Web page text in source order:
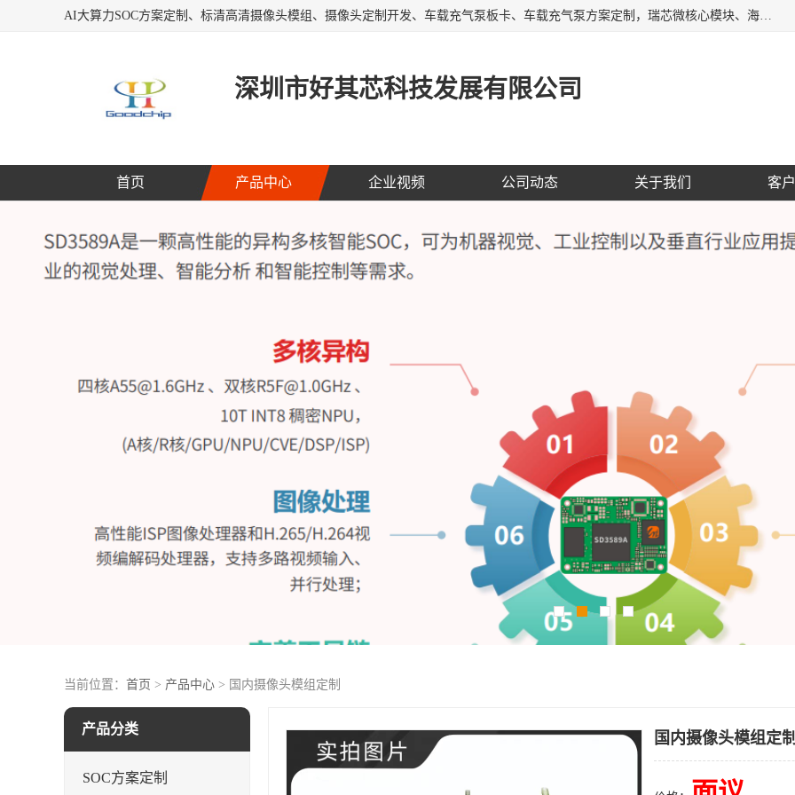
AI大算力SOC方案定制、标清高清摄像头模组、摄像头定制开发、车载充气泵板卡、车载充气泵方案定制，瑞芯微核心模块、海思核心模块、AI网关、边缘网关、边缘盒子、工控机、工业网关，Atmel触摸芯片、MCU、nor flash
深圳市好其芯科技发展有限公司
首页 产品中心 企业视频 公司动态 关于我们 客
当前位置： 首页 > 产品中心 > 国内摄像头模组定制
产品分类
SOC方案定制
国内摄像头模组定